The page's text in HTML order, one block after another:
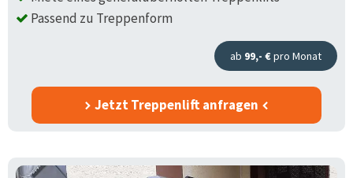
Passend zu Treppenform
ab 99,- €pro Monat
Jetzt Treppenlift anfragen